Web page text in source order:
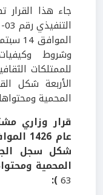
جاء هذا القرار
وشروط
للممتلكات
الأربعة شكل
المحمية
شكل سجل
المحمية
63
):